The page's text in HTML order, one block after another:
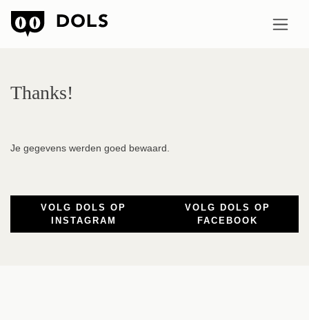
Thanks!
Je gegevens werden goed bewaard.
VOLG DOLS OP
INSTAGRAM
VOLG DOLS OP
FACEBOOK